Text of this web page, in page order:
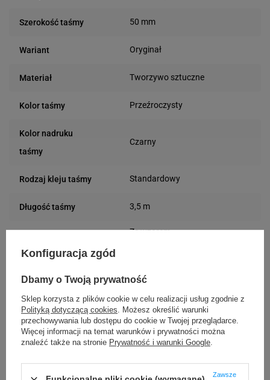
Szerokość taśmy 50 mm
Wariant Oryginał
Materiał Tworzywo sztuczne
Kolor taśmy Przeźroczysty
Kolor nadruku
taśmy
Czarny
Rodzaj kleju taśmy Standardowy
Długość taśmy 3,5 m
Ze wzorem
Gwarancja 24 miesiące
Podmiot
odpowiedzialny
AIMO
Bielska 210
AIMO
Konfiguracja zgód
Dbamy o Twoją prywatność
Sklep korzysta z plików cookie w celu realizacji usług zgodnie z
Polityką dotyczącą cookies . Możesz określić warunki
przechowywania lub dostępu do cookie w Twojej przeglądarce.
Więcej informacji na temat warunków i prywatności można
znaleźć także na stronie Prywatność i warunki Google
Zawsze